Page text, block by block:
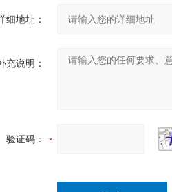
细地址：
充说明：
验证码：